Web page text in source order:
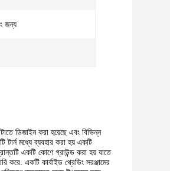
জন্য
ডিজাইন করা হয়েছে এবং বিভিন্ন
মধ্যে ব্যবহার করা হয় একটি
একটি কোণে গ্রাউন্ড করা হয় যাতে
করে. একটি কার্বাইড থ্রেডিং সরঞ্জামের